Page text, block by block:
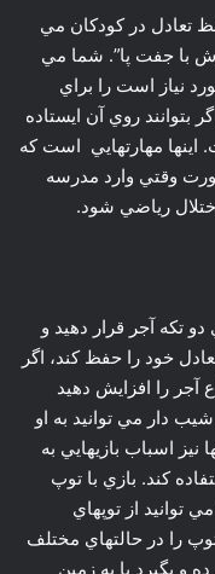
وقتي وارد مدرسه
رياضي شود.
تکه آجر قرار دهيد و
خود را حفظ کند، اگر
کند. بازي با توپ
توانيد از توپهاي
را در حالتهاي مختلف
و بگيرد يا به زمين
را انجام دهد پس ابتدا